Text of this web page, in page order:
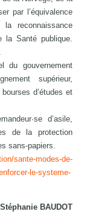
par l’équivalence
reconnaissance
la Santé publique.
du gouvernement
supérieur,
d’études et
d’asile,
de la protection
sans-papiers.
sante-modes-de-
le-systeme-
BAUDOT